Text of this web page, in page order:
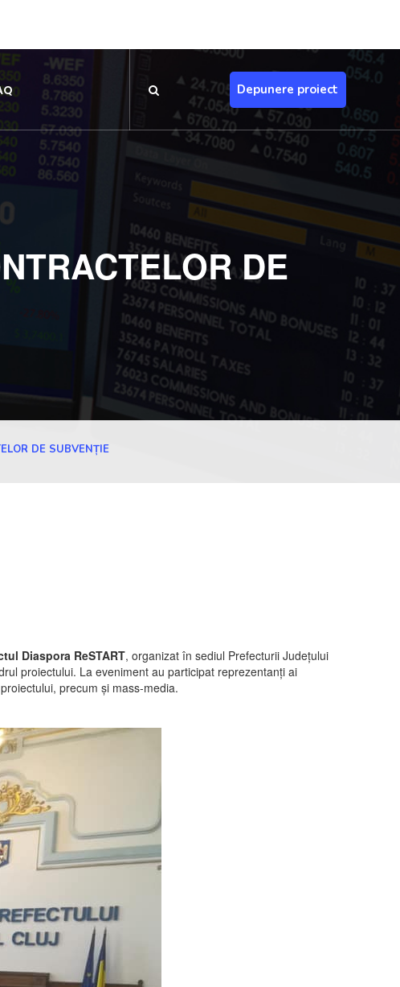
Depunere proiect
DE
DE SUBVENȚIE
Diaspora ReSTART, organizat în sediul Prefecturii Județului
proiectului. La eveniment au participat reprezentanți ai
precum și mass-media.